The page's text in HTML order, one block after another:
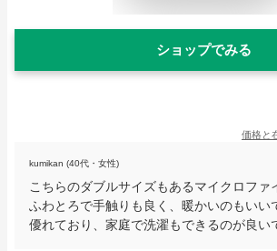
ショップでみる
価格と
kumikan (40代・女性)
こちらのダブルサイズもあるマイクロファ
ふわとろで手触りも良く、暖かいのもいい
優れており、家庭で洗濯もできるのが良い